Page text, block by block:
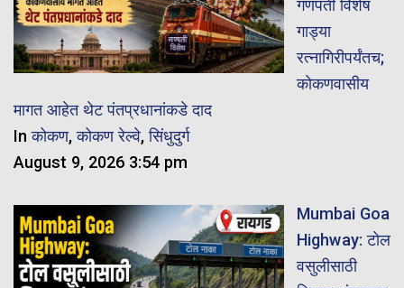
गणपती विशेष
गाड्या
रत्नागिरीपर्यंतच;
कोकणवासीय
मागत आहेत थेट पंतप्रधानांकडे दाद
Inकोकण,कोकण रेल्वे,सिंधुदुर्ग
August 9, 2026 3:54 pm
Mumbai Goa
Highway: टोल
वसुलीसाठी